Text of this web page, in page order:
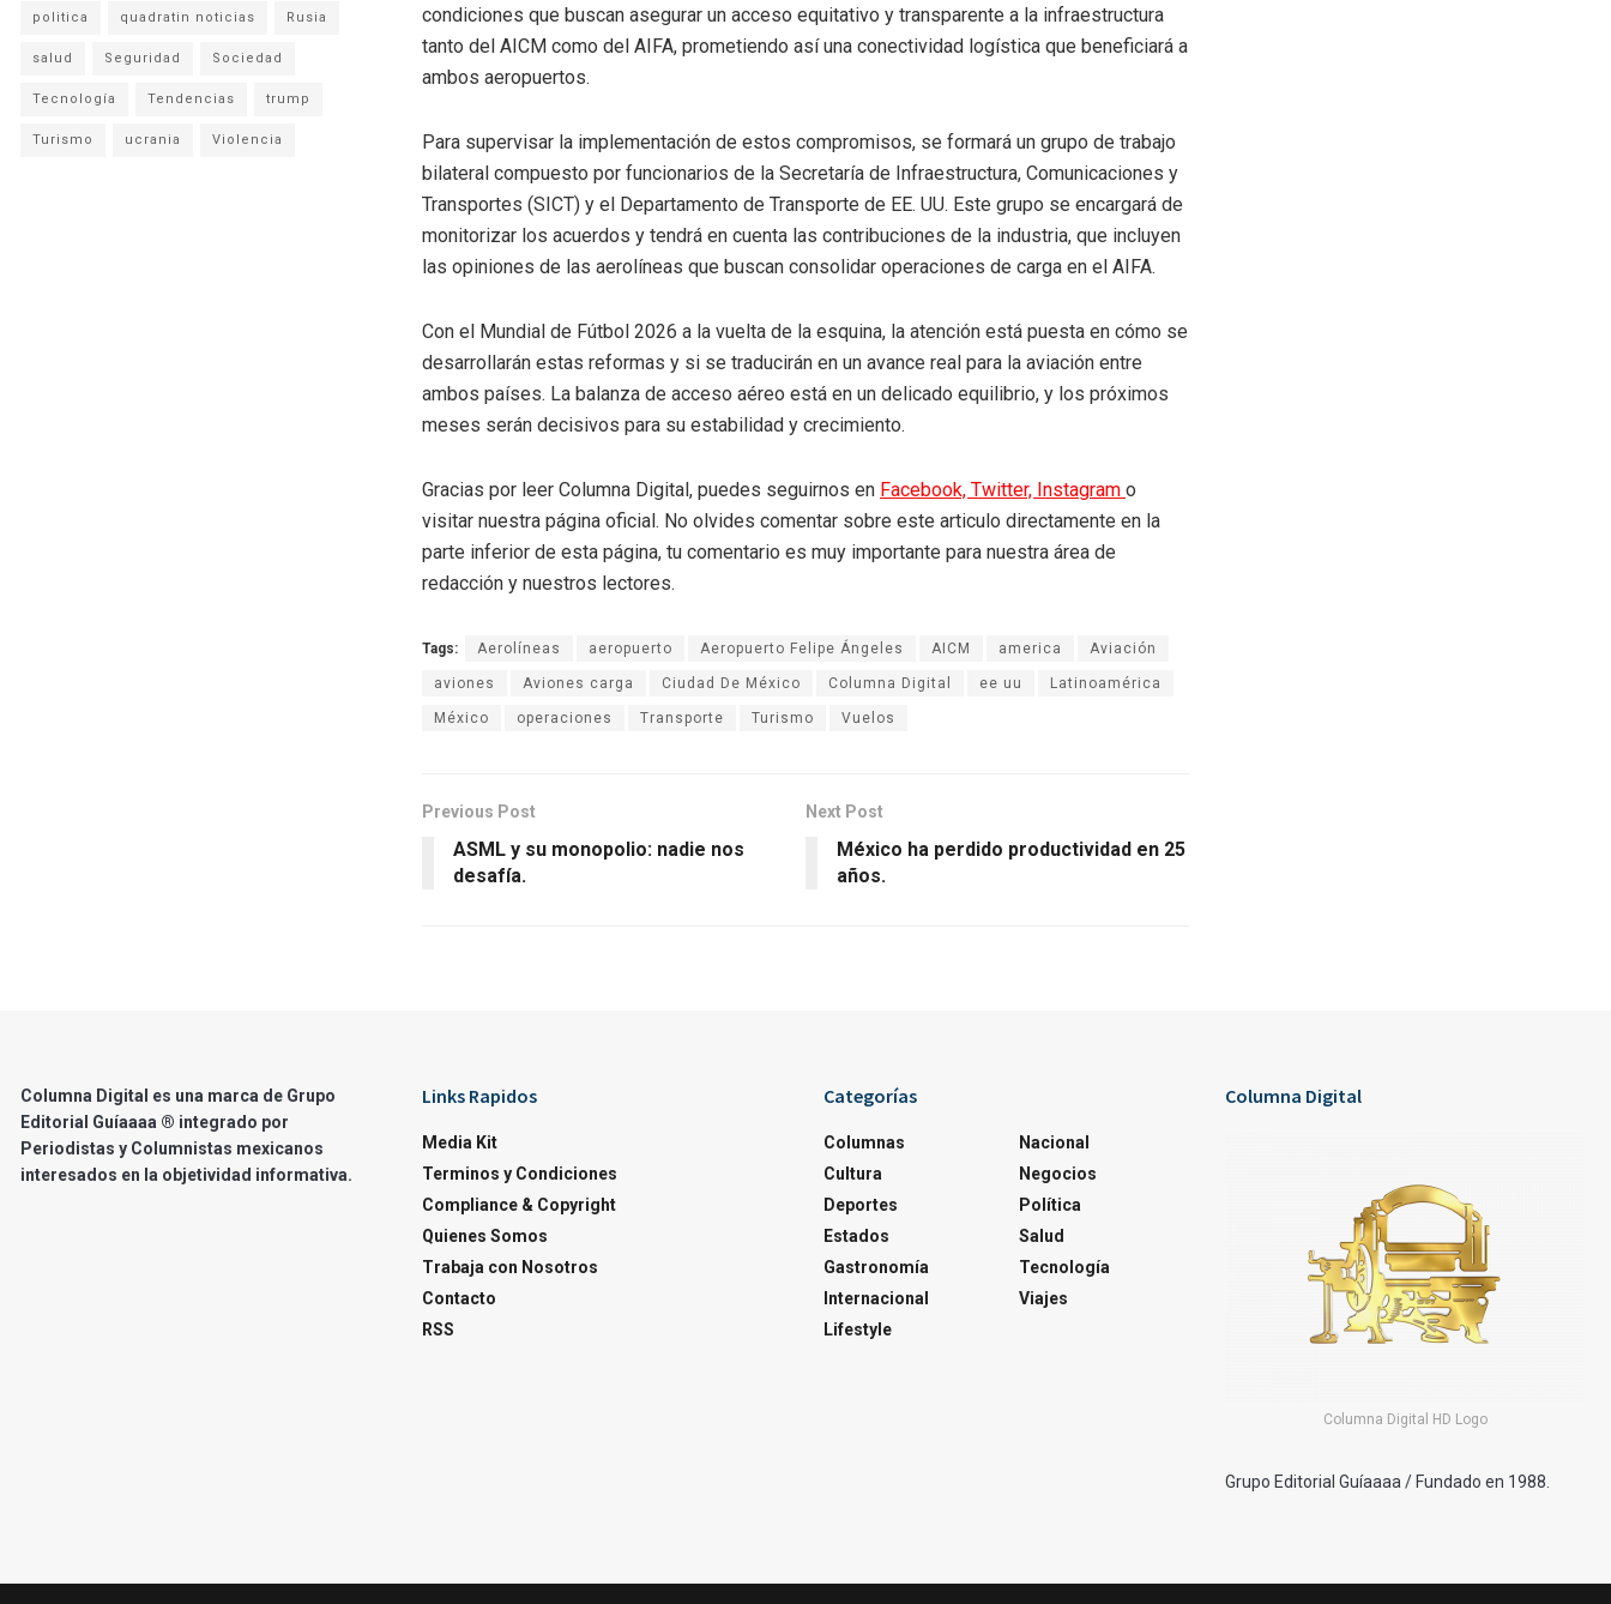
condiciones que buscan asegurar un acceso equitativo y transparente a la infraestructura
tanto del AICM como del AIFA, prometiendo así una conectividad logística que beneficiará a
ambos aeropuertos.
Para supervisar la implementación de estos compromisos, se formará un grupo de trabajo
bilateral compuesto por funcionarios de la Secretaría de Infraestructura, Comunicaciones y
Transportes (SICT) y el Departamento de Transporte de EE. UU. Este grupo se encargará de
monitorizar los acuerdos y tendrá en cuenta las contribuciones de la industria, que incluyen
las opiniones de las aerolíneas que buscan consolidar operaciones de carga en el AIFA.
Con el Mundial de Fútbol 2026 a la vuelta de la esquina, la atención está puesta en cómo se
desarrollarán estas reformas y si se traducirán en un avance real para la aviación entre
ambos países. La balanza de acceso aéreo está en un delicado equilibrio, y los próximos
meses serán decisivos para su estabilidad y crecimiento.
Gracias por leer Columna Digital, puedes seguirnos en Facebook, Twitter, Instagram o
visitar nuestra página oficial. No olvides comentar sobre este articulo directamente en la
parte inferior de esta página, tu comentario es muy importante para nuestra área de
redacción y nuestros lectores.
Tags: Aerolíneas aeropuerto Aeropuerto Felipe Ángeles AICM america Aviación
aviones Aviones carga Ciudad De México Columna Digital ee uu Latinoamérica
México operaciones Transporte Turismo Vuelos
Previous Post
ASML y su monopolio: nadie nos
desafía.
Next Post
México ha perdido productividad en 25
años.
politica quadratin noticias Rusia
salud Seguridad Sociedad
Tecnología Tendencias trump
Turismo ucrania Violencia
Columna Digital es una marca de Grupo
Editorial Guíaaaa ® integrado por
Periodistas y Columnistas mexicanos
interesados en la objetividad informativa.
Links Rapidos
Media Kit
Terminos y Condiciones
Compliance & Copyright
Quienes Somos
Trabaja con Nosotros
Contacto
RSS
Categorías
Columnas
Cultura
Deportes
Estados
Gastronomía
Internacional
Lifestyle
Nacional
Negocios
Política
Salud
Tecnología
Viajes
Columna Digital
Columna Digital HD Logo
Grupo Editorial Guíaaaa / Fundado en 1988.